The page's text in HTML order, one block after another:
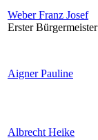
Weber Franz Josef
Erster Bürgermeister
Aigner Pauline
Albrecht Heike